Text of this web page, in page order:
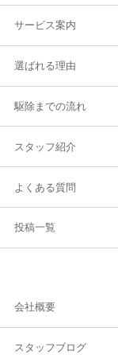
サービス案内
選ばれる理由
駆除までの流れ
スタッフ紹介
よくある質問
投稿一覧
会社概要
スタッフブログ